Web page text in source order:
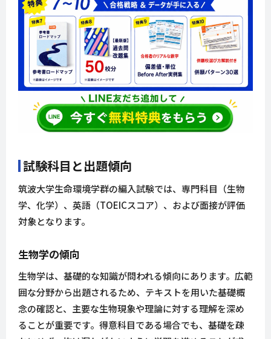
試験科目と出題傾向
筑波大学生命環境学群の編入試験では、専門科目（生物
学、化学）、英語（TOEICスコア）、および面接が評価
対象となります。
生物学の傾向
生物学は、基礎的な知識が問われる傾向にあります。広範
囲な分野から出題されるため、テキストを用いた基礎概
念の確認と、主要な生物現象や理論に対する理解を深め
ることが重要です。得意科目である場合でも、基礎を疎